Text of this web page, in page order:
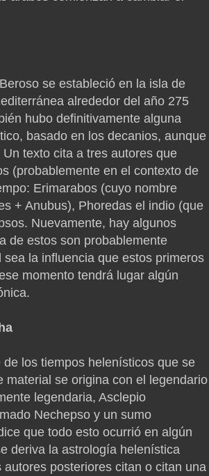
se estableció en la isla de
alrededor del año 275
hubo definitivamente alguna
basado en los decanios, aunque
Un texto cita a tres autores que
(probablemente en el contexto de
Erimarabos (cuyo nombre
+ Anubus), Phoredas el indio (que
Nuevamente, hay algunos
de estos son probablemente
sea la influencia que estos primeros
momento tendrá lugar algún
los tiempos helenísticos que se
material se origina con el legendario
legendaria, Asclepio
Nechepso y un sumo
que todo esto ocurrió en algún
deriva la astrología helenística
posteriores citan o citan una